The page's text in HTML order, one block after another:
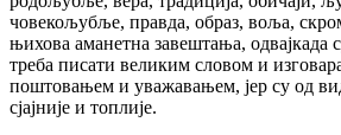
човекољубље, правда, образ, воља,
њихова аманетна завештања, одвајкада
треба писати великим словом и
поштовањем и уважавањем, јер су од
сјајније и топлије.